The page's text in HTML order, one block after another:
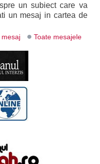
un subiect care va
un mesaj in cartea de
Toate mesajele